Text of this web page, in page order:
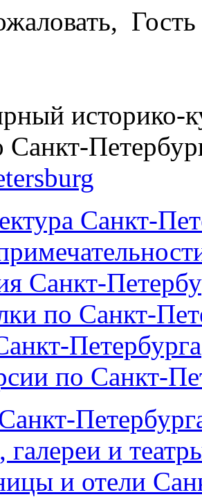
Гость
историко-
Санкт-
Санкт-
по Санкт-
Петербурга
по Санкт-
и
и отели